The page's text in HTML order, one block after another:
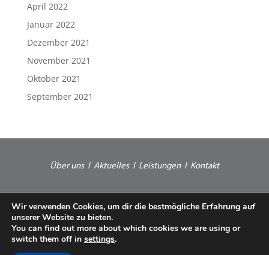
April 2022
Januar 2022
Dezember 2021
November 2021
Oktober 2021
September 2021
Über unsI AktuellesI LeistungenI Kontakt
Webdesign *vorndran B2B-Marketing
Wir verwenden Cookies, um dir die bestmögliche Erfahrung auf
unserer Website zu bieten.
You can find out more about which cookies we are using or
switch them off in settings.